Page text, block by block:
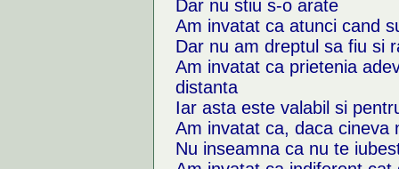
Dar nu stiu s-o arate
Am invatat ca atunci cand
Dar nu am dreptul sa fiu si
Am invatat ca prietenia
distanta
Iar asta este valabil si
Am invatat ca, daca cineva
Nu inseamna ca nu te